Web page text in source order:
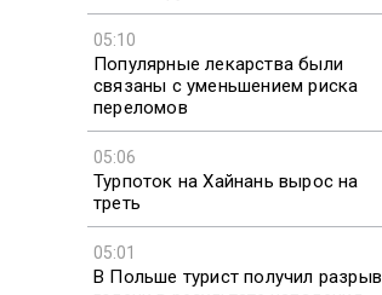
05:10
Популярные лекарства были
связаны с уменьшением риска
переломов
05:06
Турпоток на Хайнань вырос на
треть
05:01
В Польше турист получил разрыв